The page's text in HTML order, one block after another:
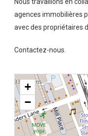
agences immobilières
avec des propriétaires
Contactez-nous.
+
−